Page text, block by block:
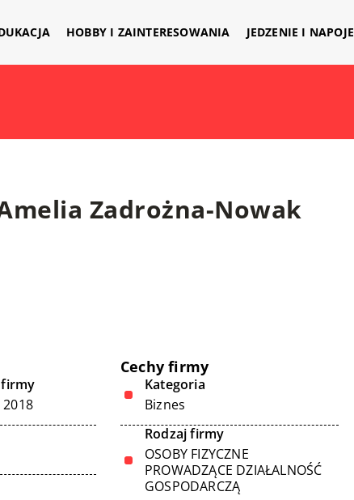
HOBBY I ZAINTERESOWANIA JEDZENIE I NAPOJE
Zadrożna-Nowak
Cechy firmy
Kategoria
Biznes
Rodzaj firmy
OSOBY FIZYCZNE
PROWADZĄCE DZIAŁALNOŚĆ
GOSPODARCZĄ